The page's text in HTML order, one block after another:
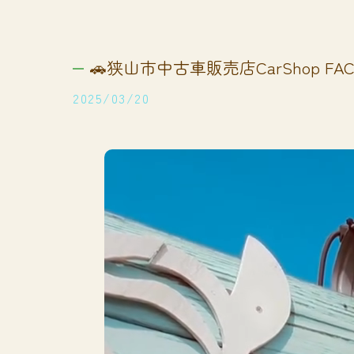
🚗狭山市中古車販売店CarShop
2025/03/20